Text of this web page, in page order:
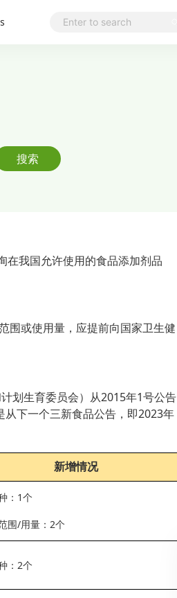
搜索
在我国允许使用的食品添加剂品
围或使用量，应提前向国家卫生健
划生育委员会）从2015年1号公告
下一个三新食品公告，即2023年
新增情况
：1个
围/用量：2个
：2个